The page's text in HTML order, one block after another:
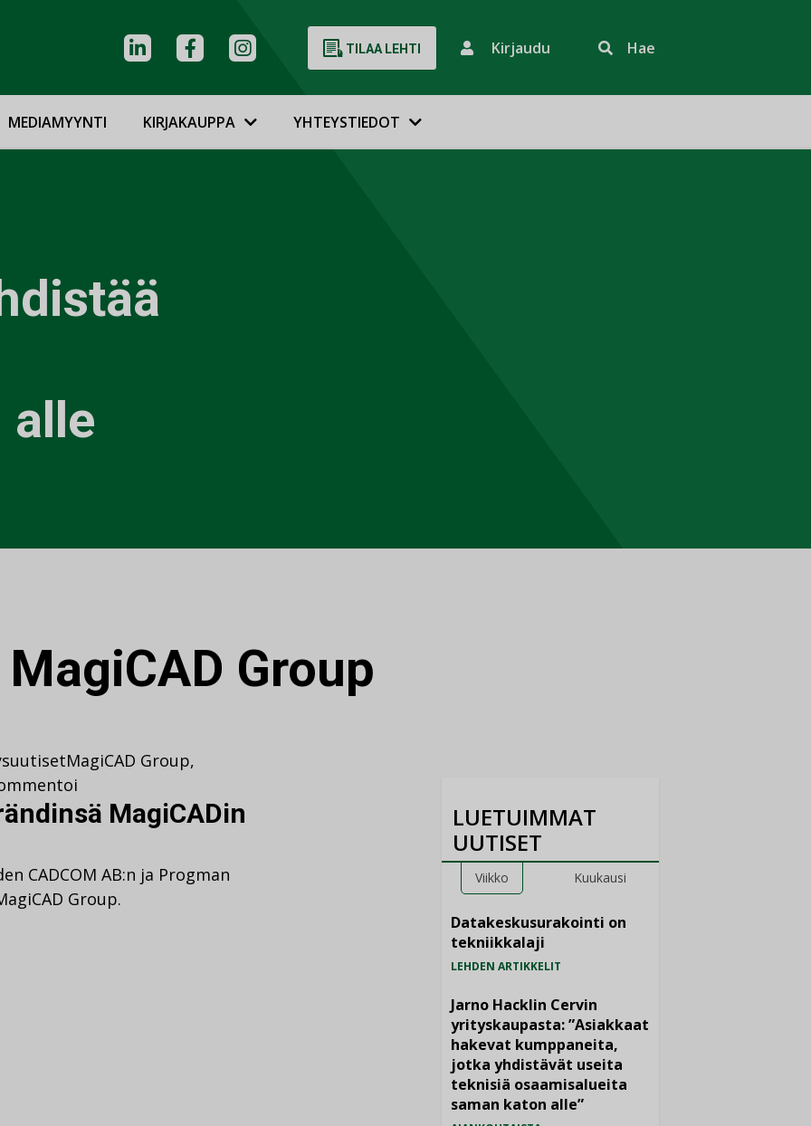
TILAA LEHTI Kirjaudu Hae
MEDIAMYYNTI KIRJAKAUPPA YHTEYSTIEDOT
alle
MagiCAD Group
MagiCAD Group,
MagiCADin
CADCOM AB:n ja Progman
Group.
LUETUIMMAT
UUTISET
Viikko Kuukausi
Datakeskusurakointi on
tekniikkalaji
LEHDEN ARTIKKELIT
Jarno Hacklin Cervin
yrityskaupasta: ”Asiakkaat
hakevat kumppaneita,
jotka yhdistävät useita
teknisiä osaamisalueita
saman katon alle”